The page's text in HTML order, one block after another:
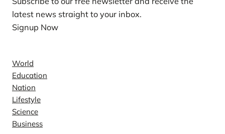
latest news straight to your inbox.
Signup Now
World
Education
Nation
Lifestyle
Science
Business